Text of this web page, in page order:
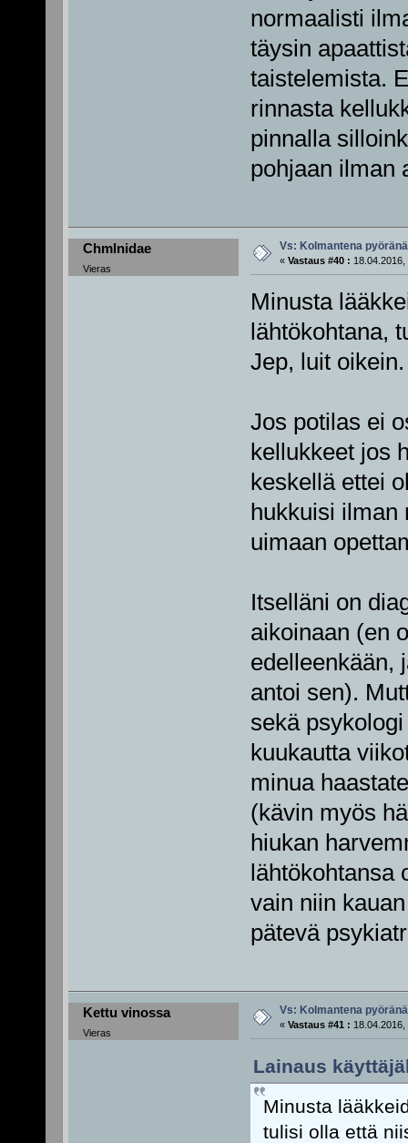
normaalisti
täysin
taistelemista.
rinnasta
pinnalla
pohjaan ilman
Chmlnidae
Vieras
Vs: Kolmantena
« Vastaus #40 : 18.04.2016,
Minusta
lähtökohtana,
Jep, luit oikein.
Jos potilas ei
kellukkeet jos
keskellä ettei
hukkuisi ilman
uimaan
Itselläni on
aikoinaan (en
edelleenkään,
antoi sen).
sekä
kuukautta
minua
(kävin myös
hiukan
lähtökohtansa
vain niin
pätevä
Kettu vinossa
Vieras
Vs: Kolmantena
« Vastaus #41 : 18.04.2016,
Lainaus
Minusta
tulisi olla että